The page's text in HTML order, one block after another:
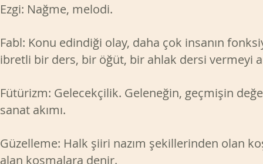
Ezgi: Nağme, melodi.
Fabl: Konu edindiği olay, daha çok insanın
ibretli bir ders, bir öğüt, bir ahlak dersi vermeyi
Fütürizm: Gelecekçilik. Geleneğin, geçmişin
sanat akımı.
Güzelleme: Halk şiiri nazım şekillerinden olan
alan koşmalara denir.